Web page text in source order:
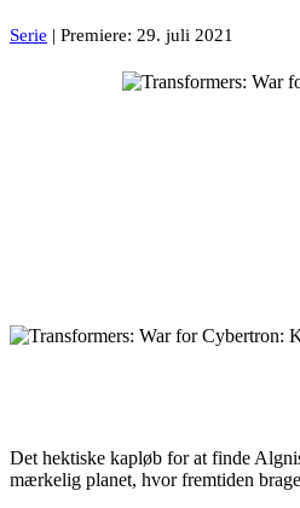
Serie | Premiere: 29. juli 2021
Det hektiske kapløb for at finde
mærkelig planet, hvor fremtiden